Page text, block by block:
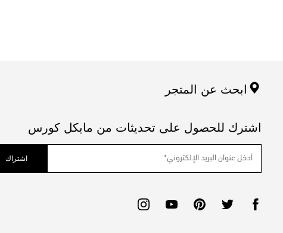
ابحث عن المتجر
اشترك للحصول على تحديثات من مايكل كورس
اشتراك